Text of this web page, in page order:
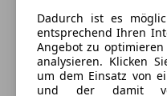
Dadurch ist es
entsprechend Ihren
Angebot zu
analysieren. Klicken
um dem Einsatz von
und der damit